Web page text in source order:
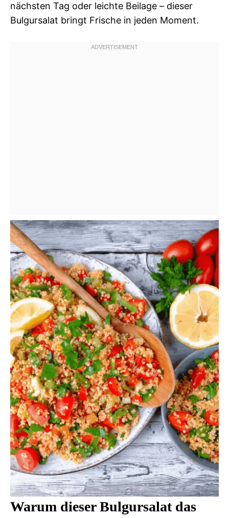
nächsten Tag oder leichte Beilage – dieser
Bulgursalat bringt Frische in jeden Moment.
Warum dieser Bulgursalat das